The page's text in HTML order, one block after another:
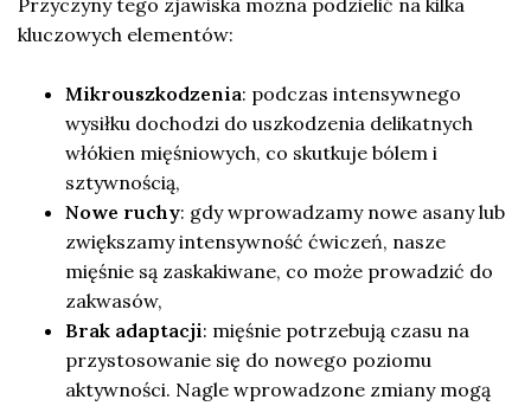
Przyczyny tego zjawiska można podzielić na kilka
kluczowych elementów:
Mikrouszkodzenia: podczas intensywnego
wysiłku dochodzi do uszkodzenia delikatnych
włókien mięśniowych, co skutkuje bólem i
sztywnością,
Nowe ruchy: gdy wprowadzamy nowe asany lub
zwiększamy intensywność ćwiczeń, nasze
mięśnie są zaskakiwane, co może prowadzić do
zakwasów,
Brak adaptacji: mięśnie potrzebują czasu na
przystosowanie się do nowego poziomu
aktywności. Nagle wprowadzone zmiany mogą